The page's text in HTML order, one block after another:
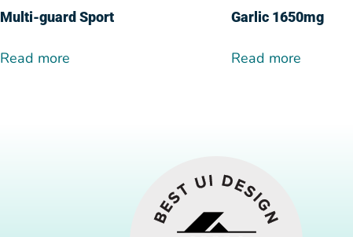
Multi-guard Sport
Read more
Garlic 1650mg
Read more